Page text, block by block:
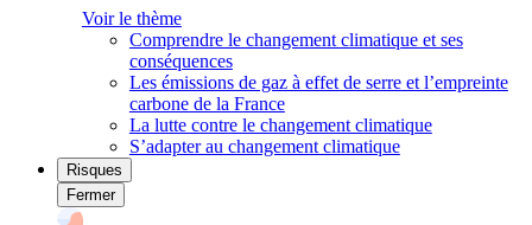
Voir le thème
Comprendre le changement climatique et ses
conséquences
Les émissions de gaz à effet de serre et l’empreinte
carbone de la France
La lutte contre le changement climatique
S’adapter au changement climatique
Risques
Fermer